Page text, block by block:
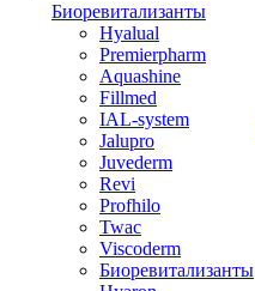
Биоревитализанты
Hyalual
Premierpharm
Aquashine
Fillmed
IAL-system
Jalupro
Juvederm
Revi
Profhilo
Twac
Viscoderm
Биоревитализанты